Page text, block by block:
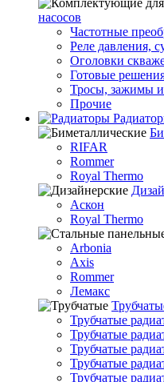
насосов
Частотные
Реле давления,
Оголовки
Готовые
Тросы, зажимы и
Прочие
RIFAR
Rommer
Royal Thermo
Аскон
Royal Thermo
Arbonia
Axis
Rommer
Лемакс
Трубчатые
Трубчатые
Трубчатые
Трубчатые
Трубчатые